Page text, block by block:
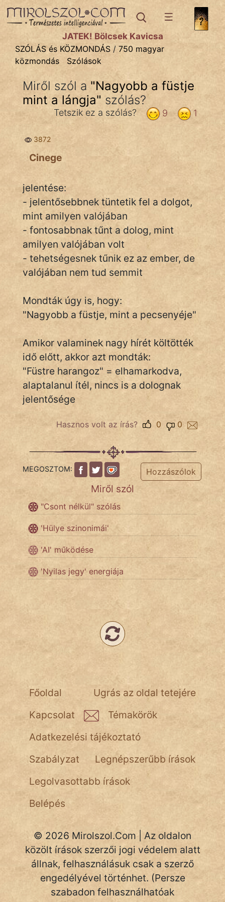
SZÓLÁS ÉS KÖZMONDÁStémák:
Bibliai
Kifejezések
Közmondások
Rímelő
Szóláscsoportok
Szólások
Tréfás
IRODALOM
És
KÖZMONDÁS
ZENE
FILM
ÉLETMÓD
TÖRTÉNELEM
Népszerű szerzőink:
cinege
fantom
Hunor
Jób Gedeon
pszichopati
szegény legény
szemfüles
JÁTÉK! Bölcsek Kavicsa
SZÓLÁS és KÖZMONDÁS / 750 magyar
közmondás
Szólások
Miről szól a "Nagyobb a füstje
mint a lángja" szólás?
1
9
Tetszik ez a szólás?
3872
Cinege
jelentése:
- jelentősebbnek tüntetik fel a dolgot,
mint amilyen valójában
- fontosabbnak tűnt a dolog, mint
amilyen valójában volt
- tehetségesnek tűnik ez az ember, de
valójában nem tud semmit
Mondták úgy is, hogy:
"Nagyobb a füstje, mint a pecsenyéje"
Amikor valaminek nagy hírét költötték
idő előtt, akkor azt mondták:
"Füstre harangoz" = elhamarkodva,
alaptalanul ítél, nincs is a dolognak
jelentősége
Hasznos volt az írás? 0
0
MEGOSZTOM: Hozzászólok
Miről szól
"Csont nélkül" szólás
'Hülye szinonimái'
'AI' működése
'Nyilas jegy' energiája
Ugrás az oldal tetejére
Főoldal
Kapcsolat
Témakörök
Adatkezelési tájékoztató
Szabályzat
Legnépszerűbb írások
Legolvasottabb írások
Belépés
© 2026 Mirolszol.Com | Az oldalon
közölt írások szerzői jogi védelem alatt
állnak, felhasználásuk csak a szerző
engedélyével történhet. (Persze
szabadon felhasználhatóak